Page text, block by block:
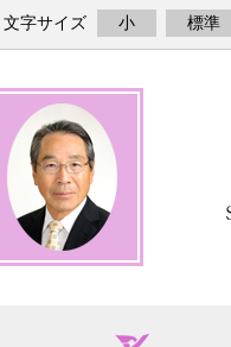
文字サイズ 小 標準